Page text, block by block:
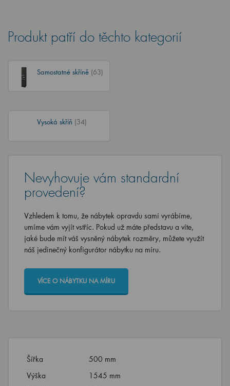
Produkt patří do těchto kategorií
Samostatné skříně (63)
Vysoká skříň (34)
Nevyhovuje vám standardní
provedení?
Vzhledem k tomu, že nábytek opravdu sami vyrábíme,
umíme vám vyjít vstříc. Pokud už máte představu a víte,
jaké bude mít váš vysněný nábytek rozměry, můžete využít
náš jedinečný konfigurátor nábytku na míru.
VÍCE O NÁBYTKU NA MÍRU
Šířka
500 mm
Výška
1545 mm